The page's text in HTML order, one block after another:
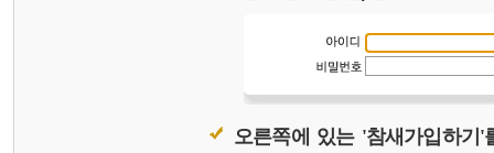
오른쪽에 있는 '참새가입하기